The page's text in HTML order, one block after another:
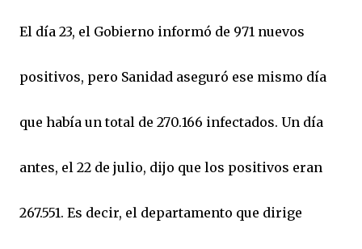
El día 23, el Gobierno informó de 971 nuevos
positivos, pero Sanidad aseguró ese mismo día
que había un total de 270.166 infectados. Un día
antes, el 22 de julio, dijo que los positivos eran
267.551. Es decir, el departamento que dirige